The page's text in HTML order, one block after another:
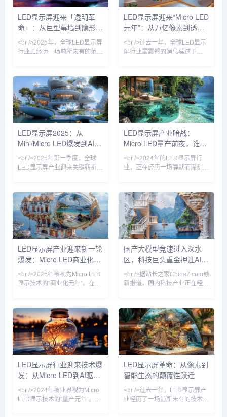
设备订单同比增长230%，核心
设备商Kulicke & Soffa的产能已
被预订至2026年。这标志着
发酵，供应链消息称其像素密度
已突破3000PPI。与过往OLED
替代LCD的渐进式革命不同，
LED显示屏迎来「透明革
命」：从巨型幕墙到隐形科
技，千亿市场重新洗牌
<br />2025年，全球LED显示屏
行业正经历一场前所未有的范式
终——透明。从纽约时代广场的
玻璃幕墙到上海陆家嘴的云端连
廊，传统笨重的箱体式LED正在
被一种近乎隐形的柔性透明薄膜
所取代。这种透光率高达85%的
LED网格，不仅没有遮挡建筑原
有的采光，反而将玻璃幕墙转化
为动态的信息流载体。行业分析
规模在2024年
LED显示屏迎来“Micro LED
元年”：从万亿像素到透明
电影屏，行业格局正在被重
新定义
<br />过去一年，全球LED显示
屏行业最震撼的消息莫过于
视为“显示技术的圣杯”，但由于
巨量转移工艺复杂、良率低，成
本居高不下。然而，今年多家头
部厂商宣布采用激光转移和范德
华力绑定技术，将Micro LED芯
片的转移效率提升至每小时数百
万颗，良率突破99.9%。最令人
振奋的是，一块55英寸4K
LED显示屏2025：从
Mini/Micro LED爆发到AI驱
动内容革命
<br />2025年第一季度，全球
LED显示屏产业迎来关键转折
业显示领域的渗透率首次突破
35%，较去年同期增长12个百
分点。三星、TCL、京东方等头
部厂商纷纷推出搭载自研Mini
LED驱动方案的巨幕产品，亮度
均匀性与对比度达到新高度。与
此同时，Micro LED技术从实验
室走向中试线，苹果、索尼、利
Mic
LED显示屏产业暗战：
Micro LED量产前夜，谁在
改写千亿显示版图？
<br />2024年的LED显示屏行
业，正在经历一场静默而深刻的
距LED从P2.5一路杀至P0.4，
室内商显市场几乎被重塑。然
而，当间距缩小逼近物理极限，
传统的SMD封装与COB技术的
成本曲线开始钝化，行业竞争的
核心从“单位面积价格”转向“单位
像素价值”。最新披露的供应链
数据显示，2024年第三季度，
增长21
LED显示屏产业迎来新一轮
爆发：Micro LED商业化提
速，户外广告市场重构
<br />2025年被视为Micro LED
显示技术的“商业化元年”。在过
示屏，像素间距突破至P0.3以
下，亮度峰值达到10,000尼
特，而能耗较传统LED直显降低
约40%。更令人关注的是，巨量
转移良率首次突破99.9%，这意
味着长期阻碍Micro LED普及的
成本瓶颈正在瓦解。行业分析师
预测，到2026年，Micro LED在
国产大模型竞速进入深水
区，科技巨头重金押注AI基
础设施
<br />据站长之家ChinaZ.com最
新报道，国内科技产业正在经历
集发布新一代基座模型，参数规
模与推理能力双双跃升。然而，
与上一轮单纯比拼参数不同，当
前竞争的焦点已从模型层延伸至
应用生态与商业闭环。头部厂商
不再满足于展示技术参数，而是
将模型嵌入办公、编程、金融、
医疗等具体场景，试图以真实业
意味着，大模型竞赛正
LED显示屏行业迎来技术爆
发：从Micro LED到AI驱
动，产业格局正在重塑
<br />2024年被业界视为Micro
LED显示技术的“量产元年”。根
LED显示屏革命：从像素到
智能生态的颠覆性跃迁
<br />过去一年，LED显示屏产
业经历了一场前所未有的技术爆